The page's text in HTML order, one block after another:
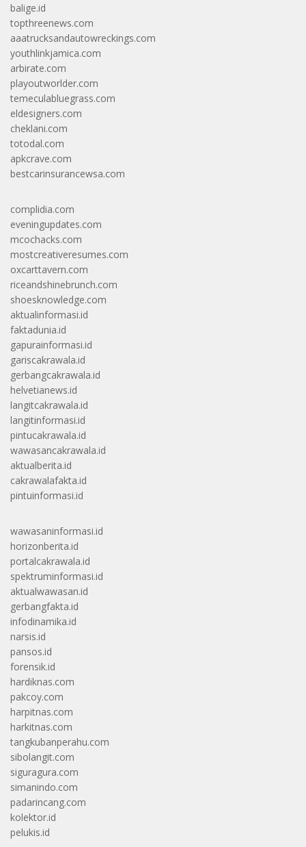
balige.id
topthreenews.com
aaatrucksandautowreckings.com
youthlinkjamica.com
arbirate.com
playoutworlder.com
temeculabluegrass.com
eldesigners.com
cheklani.com
totodal.com
apkcrave.com
bestcarinsurancewsa.com
complidia.com
eveningupdates.com
mcochacks.com
mostcreativeresumes.com
oxcarttavern.com
riceandshinebrunch.com
shoesknowledge.com
aktualinformasi.id
faktadunia.id
gapurainformasi.id
gariscakrawala.id
gerbangcakrawala.id
helvetianews.id
langitcakrawala.id
langitinformasi.id
pintucakrawala.id
wawasancakrawala.id
aktualberita.id
cakrawalafakta.id
pintuinformasi.id
wawasaninformasi.id
horizonberita.id
portalcakrawala.id
spektruminformasi.id
aktualwawasan.id
gerbangfakta.id
infodinamika.id
narsis.id
pansos.id
forensik.id
hardiknas.com
pakcoy.com
harpitnas.com
harkitnas.com
tangkubanperahu.com
sibolangit.com
siguragura.com
simanindo.com
padarincang.com
kolektor.id
pelukis.id